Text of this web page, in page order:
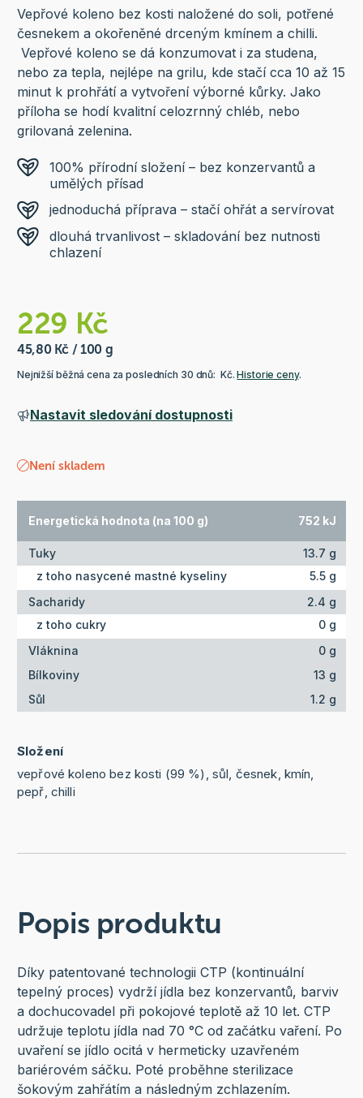
Vepřové koleno bez kosti naložené do soli, potřené
česnekem a okořeněné drceným kmínem a chilli.
Vepřové koleno se dá konzumovat i za studena,
nebo za tepla, nejlépe na grilu, kde stačí cca 10 až 15
minut k prohřátí a vytvoření výborné kůrky. Jako
příloha se hodí kvalitní celozrnný chléb, nebo
grilovaná zelenina.
100% přírodní složení – bez konzervantů a
umělých přísad
jednoduchá příprava – stačí ohřát a servírovat
dlouhá trvanlivost – skladování bez nutnosti
chlazení
229 Kč
45,80 Kč / 100 g
Nejnižší běžná cena za posledních 30 dnů: Kč.Historie ceny.
Nastavit sledování dostupnosti
Není skladem
Energetická hodnota (na 100 g) 752 kJ
Tuky
13.7 g
z toho nasycené mastné kyseliny
5.5 g
Sacharidy
2.4 g
z toho cukry
0 g
Vláknina
0 g
Bílkoviny
13 g
Sůl
1.2 g
Složení
vepřové koleno bez kosti (99 %), sůl, česnek, kmín,
pepř, chilli
Popis produktu
Díky patentované technologii CTP (kontinuální
tepelný proces) vydrží jídla bez konzervantů, barviv
a dochucovadel při pokojové teplotě až 10 let. CTP
udržuje teplotu jídla nad 70 °C od začátku vaření. Po
uvaření se jídlo ocitá v hermeticky uzavřeném
bariérovém sáčku. Poté proběhne sterilizace
šokovým zahřátím a následným zchlazením.